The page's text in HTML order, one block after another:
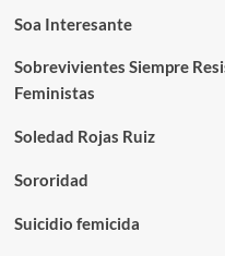
Soa Interesante
Sobrevivientes Siempre
Feministas
Soledad Rojas Ruiz
Sororidad
Suicidio femicida